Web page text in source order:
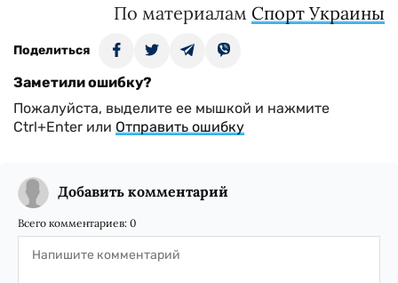
По материалам Спорт Украины
Поделиться
Заметили ошибку?
Пожалуйста, выделите ее мышкой и нажмите
Ctrl+Enter или Отправить ошибку
Добавить комментарий
Всего комментариев: 0